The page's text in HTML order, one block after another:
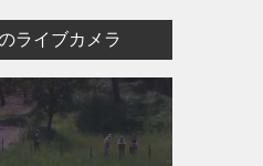
ライブカメラ